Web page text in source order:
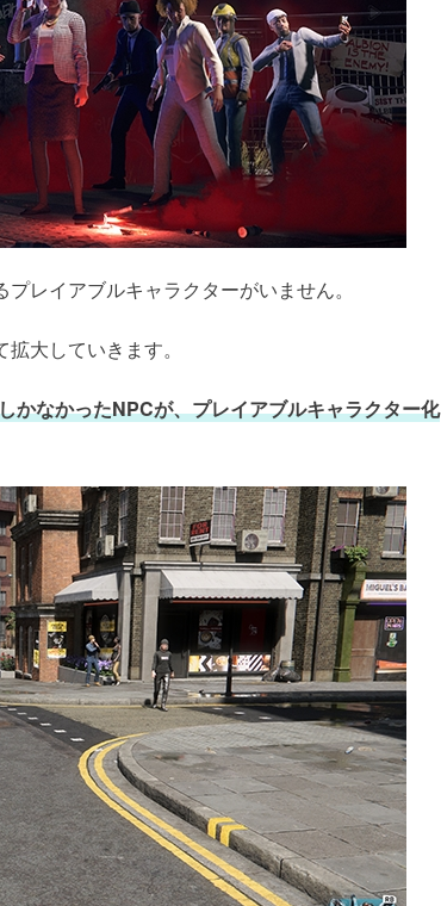
レイアブルキャラクターがいません。
大していきます。
かなかったNPCが、プレイアブルキャラクター化